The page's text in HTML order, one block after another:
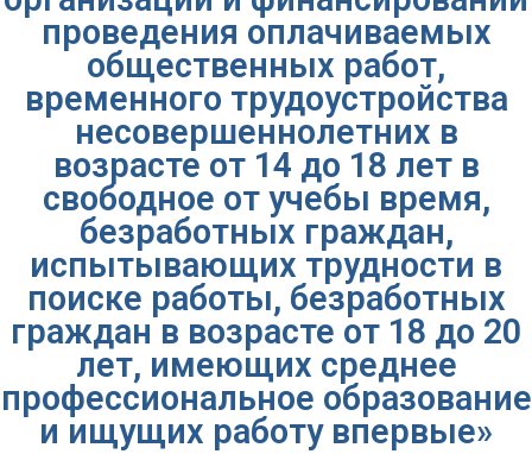
проведения оплачиваемых
общественных работ,
временного трудоустройства
несовершеннолетних в
возрасте от 14 до 18 лет в
свободное от учебы время,
безработных граждан,
испытывающих трудности в
поиске работы, безработных
граждан в возрасте от 18 до 20
лет, имеющих среднее
профессиональное образование
и ищущих работу впервые»